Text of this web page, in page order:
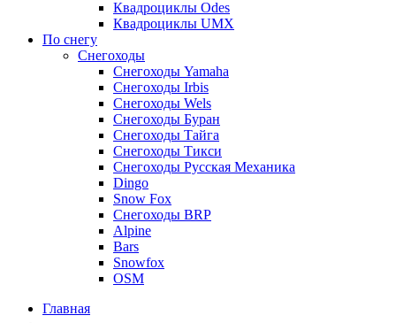
Квадроциклы Odes
Квадроциклы UMX
По снегу
Снегоходы
Снегоходы Yamaha
Снегоходы Irbis
Снегоходы Wels
Снегоходы Буран
Снегоходы Тайга
Снегоходы Тикси
Снегоходы Русская Механика
Dingo
Snow Fox
Снегоходы BRP
Alpine
Bars
Snowfox
OSM
Главная